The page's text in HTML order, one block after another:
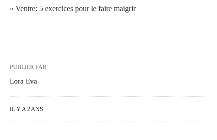
« Ventre: 5 exercices pour le faire maigrir
PUBLIER PAR
Lora Eva
IL Y A 2 ANS